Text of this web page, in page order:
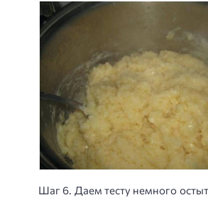
Шаг 6. Даем тесту немного